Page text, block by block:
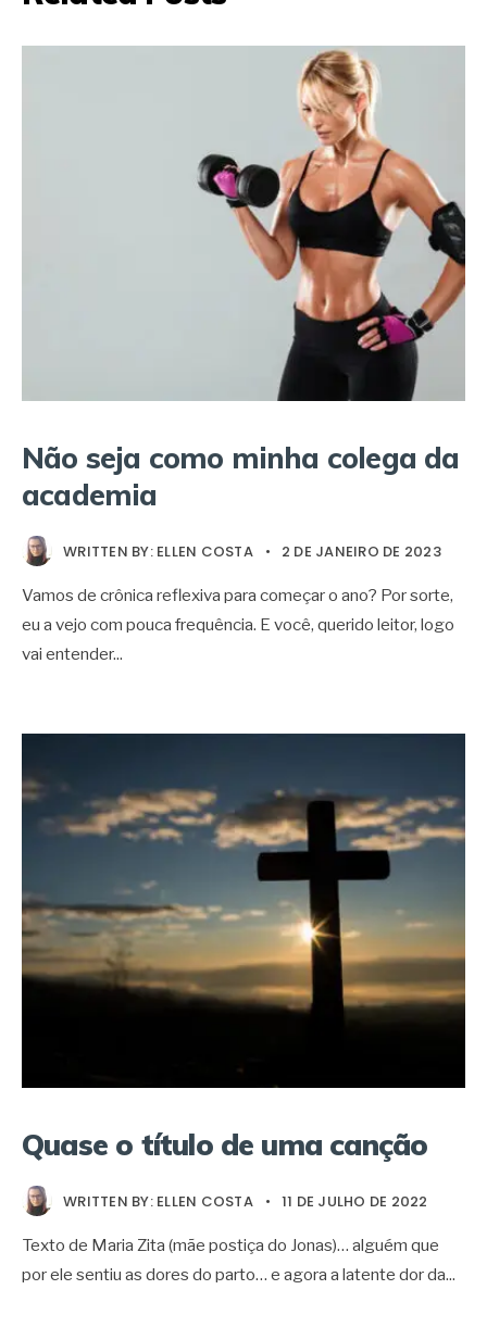
Não seja como minha colega da
academia
WRITTEN BY: ELLEN COSTA • 2 DE JANEIRO DE 2023
Vamos de crônica reflexiva para começar o ano? Por sorte,
eu a vejo com pouca frequência. E você, querido leitor, logo
vai entender...
Quase o título de uma canção
WRITTEN BY: ELLEN COSTA • 11 DE JULHO DE 2022
Texto de Maria Zita (mãe postiça do Jonas)… alguém que
por ele sentiu as dores do parto… e agora a latente dor da...